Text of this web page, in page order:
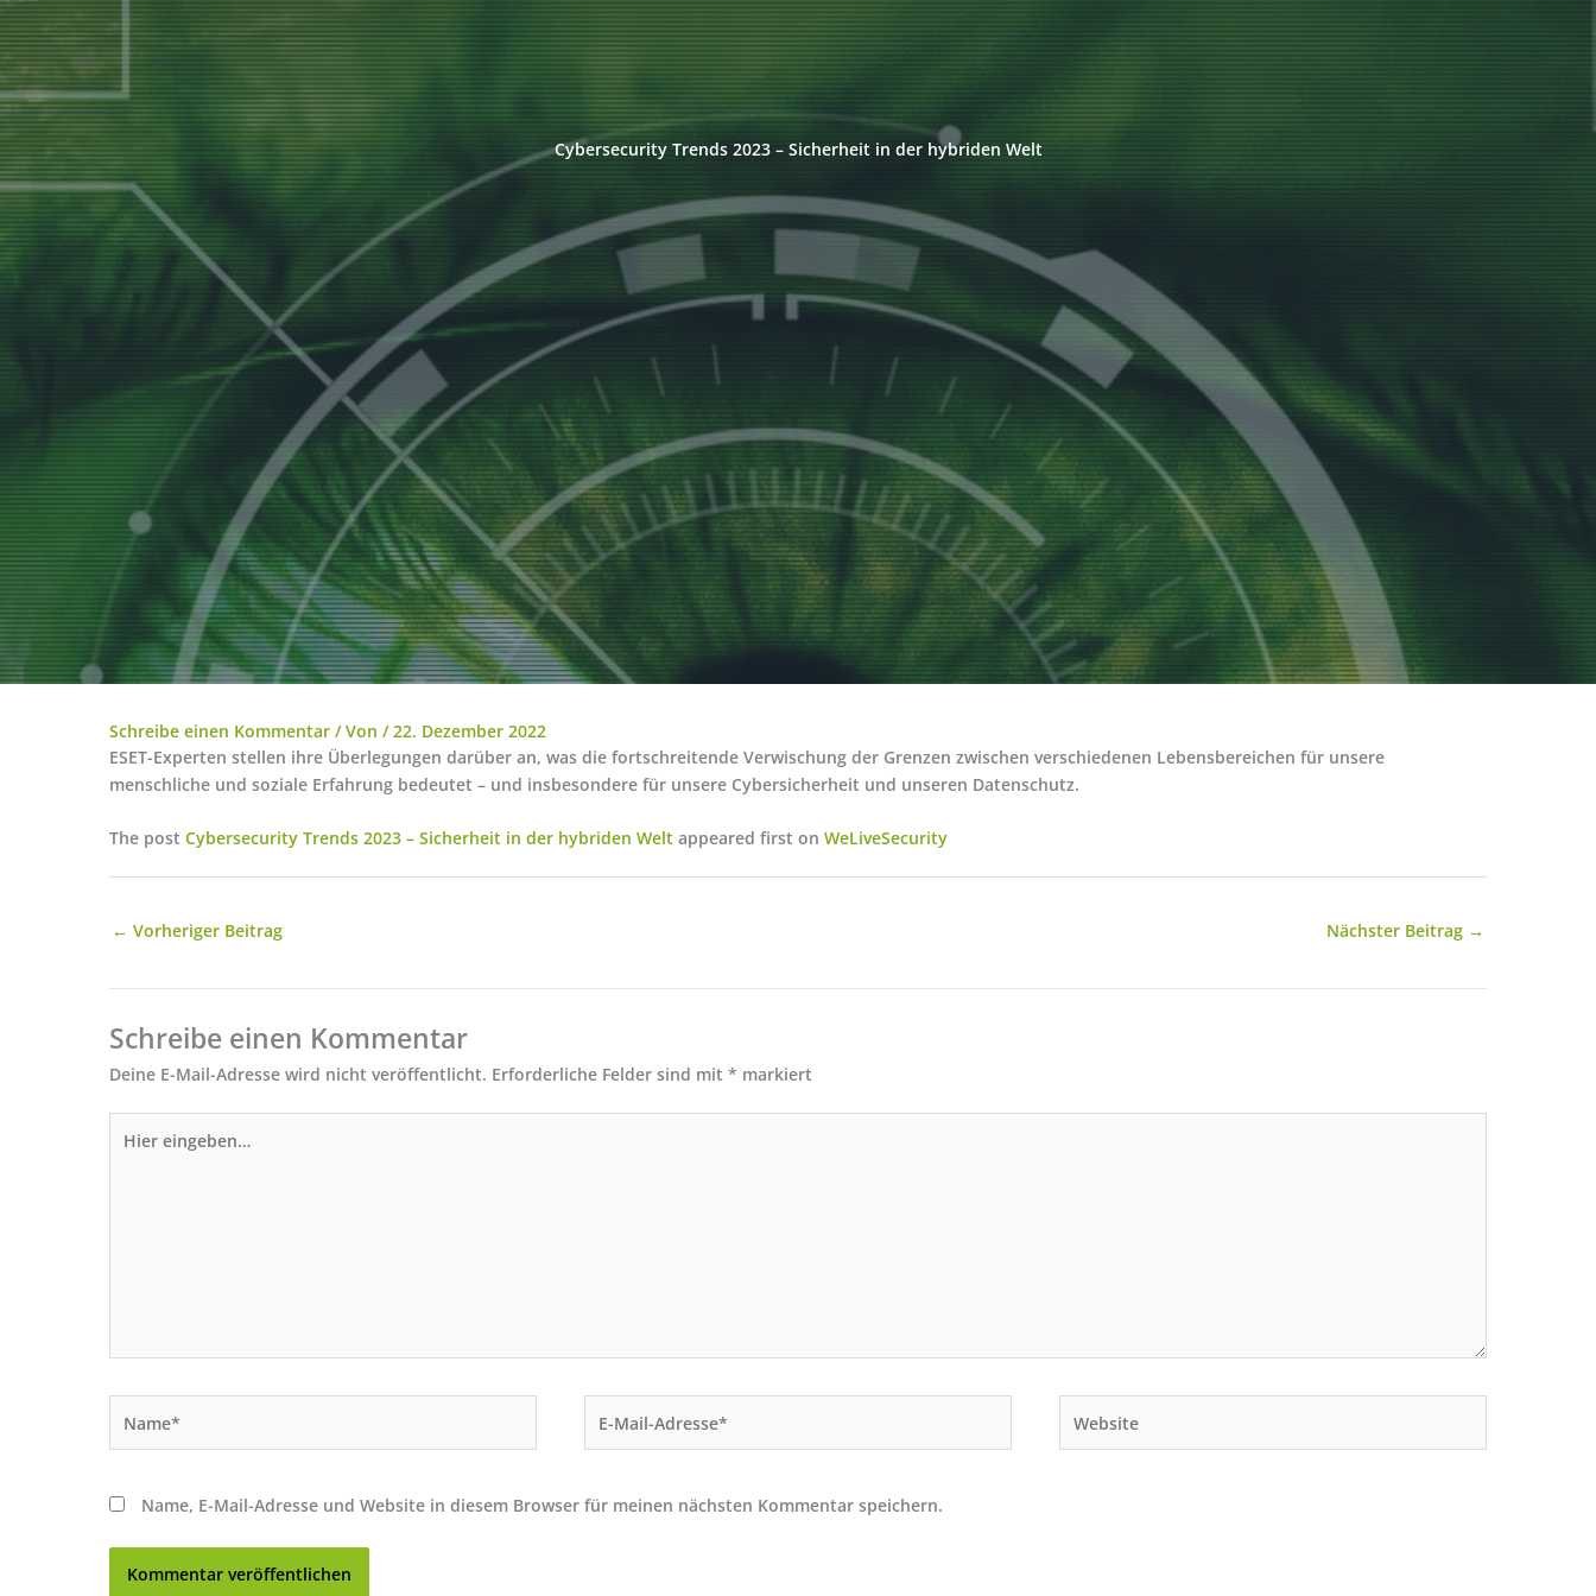
Cybersecurity Trends 2023 – Sicherheit in der hybriden Welt
Schreibe einen Kommentar / Von /22. Dezember 2022
ESET-Experten stellen ihre Überlegungen darüber an, was die fortschreitende Verwischung der Grenzen zwischen verschiedenen Lebensbereichen für unsere
menschliche und soziale Erfahrung bedeutet – und insbesondere für unsere Cybersicherheit und unseren Datenschutz.
The post Cybersecurity Trends 2023 – Sicherheit in der hybriden Welt appeared first on WeLiveSecurity
← Vorheriger Beitrag Nächster Beitrag →
Schreibe einen Kommentar
Deine E-Mail-Adresse wird nicht veröffentlicht. Erforderliche Felder sind mit * markiert
eingeben…
Mail-
Name, E-Mail-Adresse und Website in diesem Browser für meinen nächsten Kommentar speichern.